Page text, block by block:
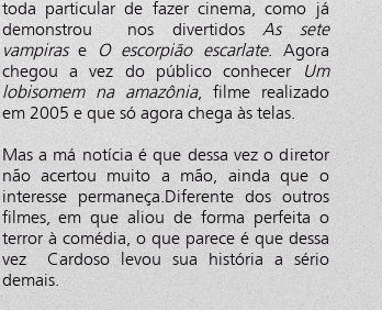
toda particular de fazer cinema, como já
demonstrou nos divertidosAs sete
vampirase O escorpião escarlate. Agora
chegou a vez do público conhecer
Um
lobisomem na amazônia, filme realizado
em 2005 e que só agora chega às telas.
Mas a má notícia é que dessa vez o diretor
não acertou muito a mão, ainda que o
interesse permaneça.Diferente dos outros
filmes, em que aliou de forma perfeita o
terror à comédia, o que parece é que dessa
vez Cardoso levou sua história a sério
demais.